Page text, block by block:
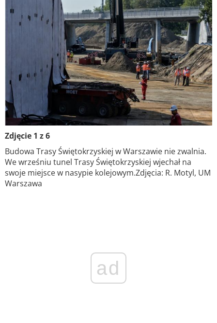
Zdjęcie 1 z 6
Budowa Trasy Świętokrzyskiej w Warszawie nie zwalnia.
We wrześniu tunel Trasy Świętokrzyskiej wjechał na
swoje miejsce w nasypie kolejowym.Zdjęcia: R. Motyl, UM
Warszawa
ad